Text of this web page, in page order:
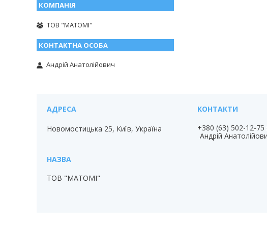
ТОВ "МАТОМІ"
Андрій Анатолійович
Новомостицька 25, Київ, Україна
ТОВ "МАТОМІ"
+380 (63) 502-12-75
Андрій